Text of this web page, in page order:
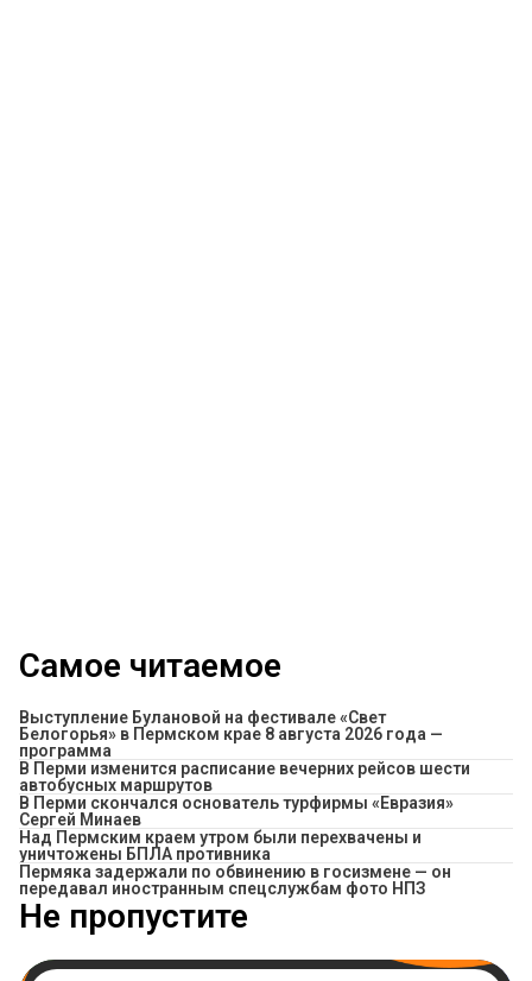
Самое читаемое
Выступление Булановой на фестивале «Свет
Белогорья» в Пермском крае 8 августа 2026 года —
программа
​В Перми изменится расписание вечерних рейсов шести
автобусных маршрутов
В Перми скончался основатель турфирмы «Евразия»
Сергей Минаев
Над Пермским краем утром были перехвачены и
уничтожены БПЛА противника
Пермяка задержали по обвинению в госизмене — он
передавал иностранным спецслужбам фото НПЗ
Не пропустите